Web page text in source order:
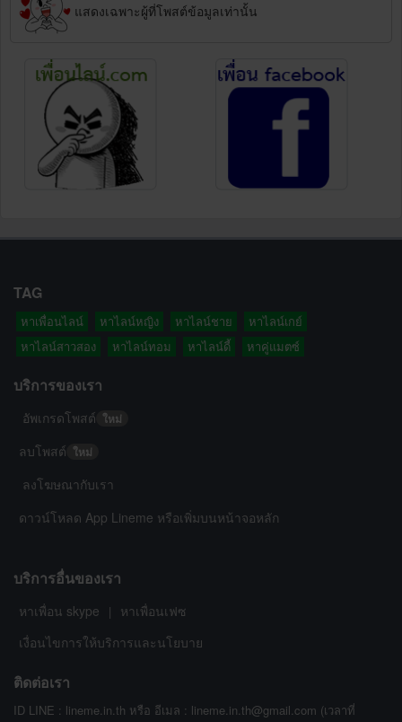
แสดงเฉพาะผู้ที่โพสต์ข้อมูลเท่านั้น
TAG
หาเพื่อนไลน์ หาไลน์หญิง หาไลน์ชาย
หาไลน์เกย์
หาไลน์สาวสอง
หาไลน์ทอม หาไลน์ดี้ หาคู่แมตซ์
บริการของเรา
อัพเกรดโพสต์ ใหม่
ลบโพสต์ ใหม่
ลงโฆษณากับเรา
ดาวน์โหลด App Lineme หรือเพิ่มบนหน้าจอหลัก
บริการอื่นของเรา
หาเพื่อน skype |
หาเพื่อนเฟซ
เงื่อนไขการให้บริการและนโยบาย
ติดต่อเรา
ID LINE : lineme.in.th หรือ อีเมล : lineme.in.th@gmail.com (เวลาที่